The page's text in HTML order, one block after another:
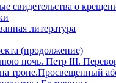
свидетельства о
литература
(продолжение)
ночь. Петр III.
троне.Просвещенный